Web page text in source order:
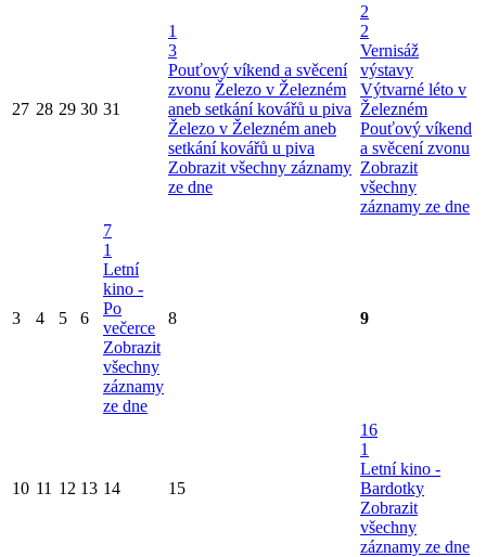
27 28 29 30 31
1
3
Pouťový víkend a svěcení
zvonu Železo v Železném
aneb setkání kovářů u piva
Železo v Železném aneb
setkání kovářů u piva
Zobrazit všechny záznamy
ze dne
2
2
Vernisáž
výstavy
Výtvarné léto v
Železném
Pouťový víkend
a svěcení zvonu
Zobrazit
všechny
záznamy ze dne
3 4 5 6
7
1
Letní
kino -
Po
večerce
Zobrazit
všechny
záznamy
ze dne
8 9
10 11 12 13 14 15
16
1
Letní kino -
Bardotky
Zobrazit
všechny
záznamy ze dne